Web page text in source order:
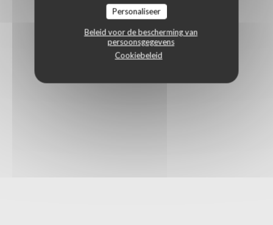
Personaliseer
Beleid voor de bescherming van
persoonsgegevens
Cookiebeleid